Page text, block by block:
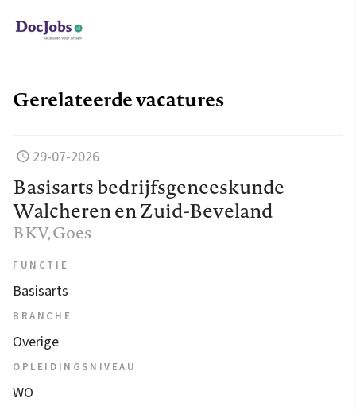
Gerelateerde vacatures
29-07-2026
Basisarts bedrijfsgeneeskunde
Walcheren en Zuid-Beveland
BKV, Goes
FUNCTIE
Basisarts
BRANCHE
Overige
OPLEIDINGSNIVEAU
WO